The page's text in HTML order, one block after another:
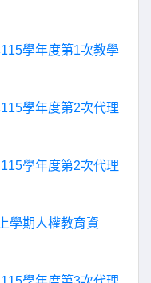
學年度第1次教學
學年度第2次代理
學年度第2次代理
學期人權教育資